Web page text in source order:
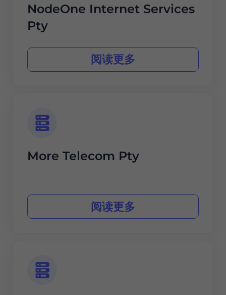
NodeOne Internet Services
Pty
阅读更多
More Telecom Pty
阅读更多